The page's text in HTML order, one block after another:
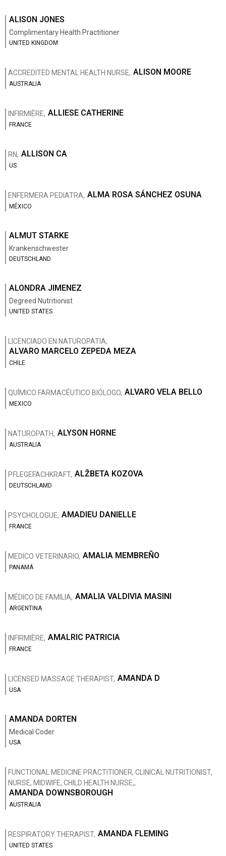
ALISON JONES
Complimentary Health Practitioner
UNITED KINGDOM
ACCREDITED MENTAL HEALTH NURSE, ALISON MOORE
AUSTRALIA
INFIRMIÈRE, ALLIESE CATHERINE
FRANCE
RN, ALLISON CA
US
ENFERMERA PEDIATRA, ALMA ROSA SÁNCHEZ OSUNA
MÉXICO
ALMUT STARKE
Krankenschwester
DEUTSCHLAND
ALONDRA JIMENEZ
Degreed Nutritionist
UNITED STATES
LICENCIADO EN NATUROPATIA,
ALVARO MARCELO ZEPEDA MEZA
CHILE
QUÍMICO FARMACÉUTICO BIÓLOGO, ALVARO VELA BELLO
MEXICO
NATUROPATH, ALYSON HORNE
AUSTRALIA
PFLEGEFACHKRAFT, ALŽBETA KOZOVA
DEUTSCHLAMD
PSYCHOLOGUE, AMADIEU DANIELLE
FRANCE
MEDICO VETERINARIO, AMALIA MEMBREÑO
PANAMÁ
MÉDICO DE FAMILIA, AMALIA VALDIVIA MASINI
ARGENTINA
INFIRMIÈRE, AMALRIC PATRICIA
FRANCE
LICENSED MASSAGE THERAPIST, AMANDA D
USA
AMANDA DORTEN
Medical Coder
USA
FUNCTIONAL MEDICINE PRACTITIONER, CLINICAL NUTRITIONIST,
NURSE, MIDWIFE, CHILD HEALTH NURSE,,
AMANDA DOWNSBOROUGH
AUSTRALIA
RESPIRATORY THERAPIST, AMANDA FLEMING
UNITED STATES